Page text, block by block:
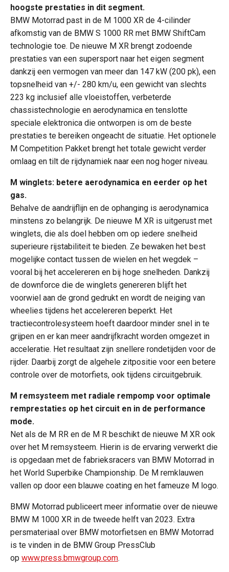
hoogste prestaties in dit segment.
BMW Motorrad past in de M 1000 XR de 4-cilinder
afkomstig van de BMW S 1000 RR met BMW ShiftCam
technologie toe. De nieuwe M XR brengt zodoende
prestaties van een supersport naar het eigen segment
dankzij een vermogen van meer dan 147 kW (200 pk), een
topsnelheid van +/- 280 km/u, een gewicht van slechts
223 kg inclusief alle vloeistoffen, verbeterde
chassistechnologie en aerodynamica en tenslotte
speciale elektronica die ontworpen is om de beste
prestaties te bereiken ongeacht de situatie. Het optionele
M Competition Pakket brengt het totale gewicht verder
omlaag en tilt de rijdynamiek naar een nog hoger niveau.
M winglets: betere aerodynamica en eerder op het
gas.
Behalve de aandrijflijn en de ophanging is aerodynamica
minstens zo belangrijk. De nieuwe M XR is uitgerust met
winglets, die als doel hebben om op iedere snelheid
superieure rijstabiliteit te bieden. Ze bewaken het best
mogelijke contact tussen de wielen en het wegdek –
vooral bij het accelereren en bij hoge snelheden. Dankzij
de downforce die de winglets genereren blijft het
voorwiel aan de grond gedrukt en wordt de neiging van
wheelies tijdens het accelereren beperkt. Het
tractiecontrolesysteem hoeft daardoor minder snel in te
grijpen en er kan meer aandrijfkracht worden omgezet in
acceleratie. Het resultaat zijn snellere rondetijden voor de
rijder. Daarbij zorgt de algehele zitpositie voor een betere
controle over de motorfiets, ook tijdens circuitgebruik.
M remsysteem met radiale rempomp voor optimale
remprestaties op het circuit en in de performance
mode.
Net als de M RR en de M R beschikt de nieuwe M XR ook
over het M remsysteem. Hierin is de ervaring verwerkt die
is opgedaan met de fabrieksracers van BMW Motorrad in
het World Superbike Championship. De M remklauwen
vallen op door een blauwe coating en het fameuze M logo.
BMW Motorrad publiceert meer informatie over de nieuwe
BMW M 1000 XR in de tweede helft van 2023. Extra
persmateriaal over BMW motorfietsen en BMW Motorrad
is te vinden in de BMW Group PressClub
op www.press.bmwgroup.com.